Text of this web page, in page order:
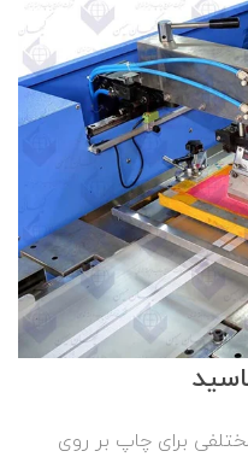
برای چاپ بر روی